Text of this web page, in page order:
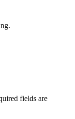
fields are